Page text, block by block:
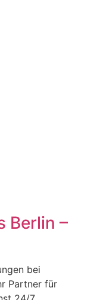
Berlin –
bei
Partner für